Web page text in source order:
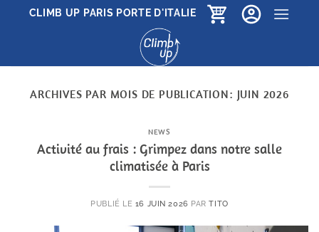
PasserCLIMB UP PARIS PORTE D'ITALIE
ARCHIVES PAR MOIS DE PUBLICATION: JUIN 2026
NEWS
Activité au frais : Grimpez dans notre salle
climatisée à Paris
PUBLIÉ LE 16 JUIN 2026 PARTITO